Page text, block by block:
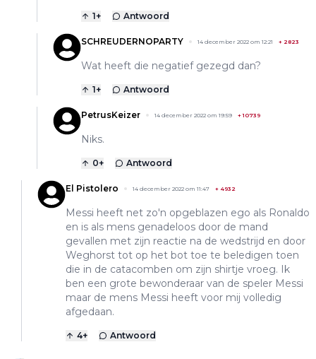
1+ Antwoord
SCHREUDERNOPARTY 14 december 2022 om 12:21 + 2823
Wat heeft die negatief gezegd dan?
1+ Antwoord
PetrusKeizer 14 december 2022 om 19:59 +10739
Niks.
0+ Antwoord
El Pistolero 14 december 2022 om 11:47 + 4932
Messi heeft net zo'n opgeblazen ego als Ronaldo
en is als mens genadeloos door de mand
gevallen met zijn reactie na de wedstrijd en door
Weghorst tot op het bot toe te beledigen toen
die in de catacomben om zijn shirtje vroeg. Ik
ben een grote bewonderaar van de speler Messi
maar de mens Messi heeft voor mij volledig
afgedaan.
4+ Antwoord